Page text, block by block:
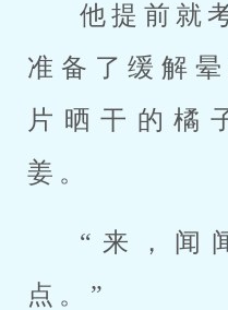
他提前就
准备了缓解
片晒干的橘
姜。
“来，闻
点。”